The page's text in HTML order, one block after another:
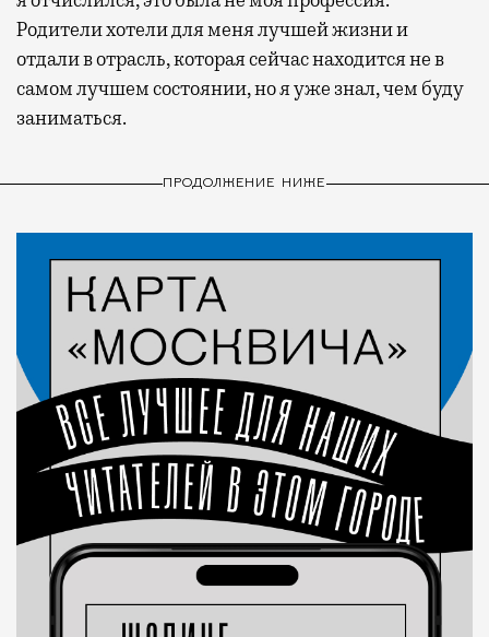
Родители хотели для меня лучшей жизни и
отдали в отрасль, которая сейчас находится не в
самом лучшем состоянии, но я уже знал, чем буду
заниматься.
ПРОДОЛЖЕНИЕ НИЖЕ